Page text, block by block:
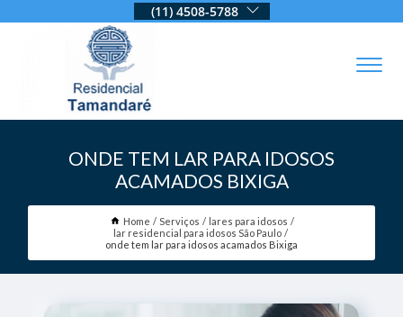
(11) 4508-5788
ONDE TEM LAR PARA IDOSOS
ACAMADOS BIXIGA
Home Serviços
lares para idosos
lar residencial para idosos São Paulo
onde tem lar para idosos acamados Bixiga